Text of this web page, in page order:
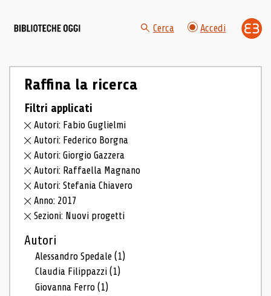
Cerca Accedi
Raffina la ricerca
Filtri applicati
Autori: Fabio Guglielmi
Autori: Federico Borgna
Autori: Giorgio Gazzera
Autori: Raffaella Magnano
Autori: Stefania Chiavero
Anno: 2017
Sezioni: Nuovi progetti
Autori
Alessandro Spedale(1)
Claudia Filippazzi(1)
Giovanna Ferro(1)